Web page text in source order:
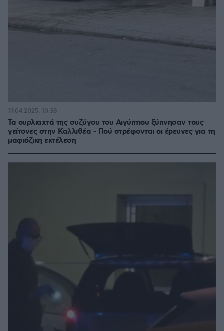
Τα ουρλιαχτά της συζύγου του Αιγύπτιου ξύπνησαν τους
γείτονες στην Καλλιθέα - Πού στρέφονται οι έρευνες για τη
μαφιόζικη εκτέλεση
19.04.2025, 10:38